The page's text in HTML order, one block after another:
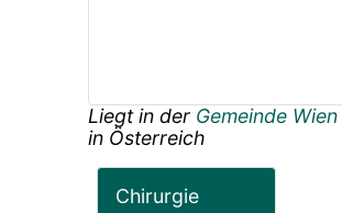
Liegt in der Gemeinde Wien
in Österreich
Chirurgie